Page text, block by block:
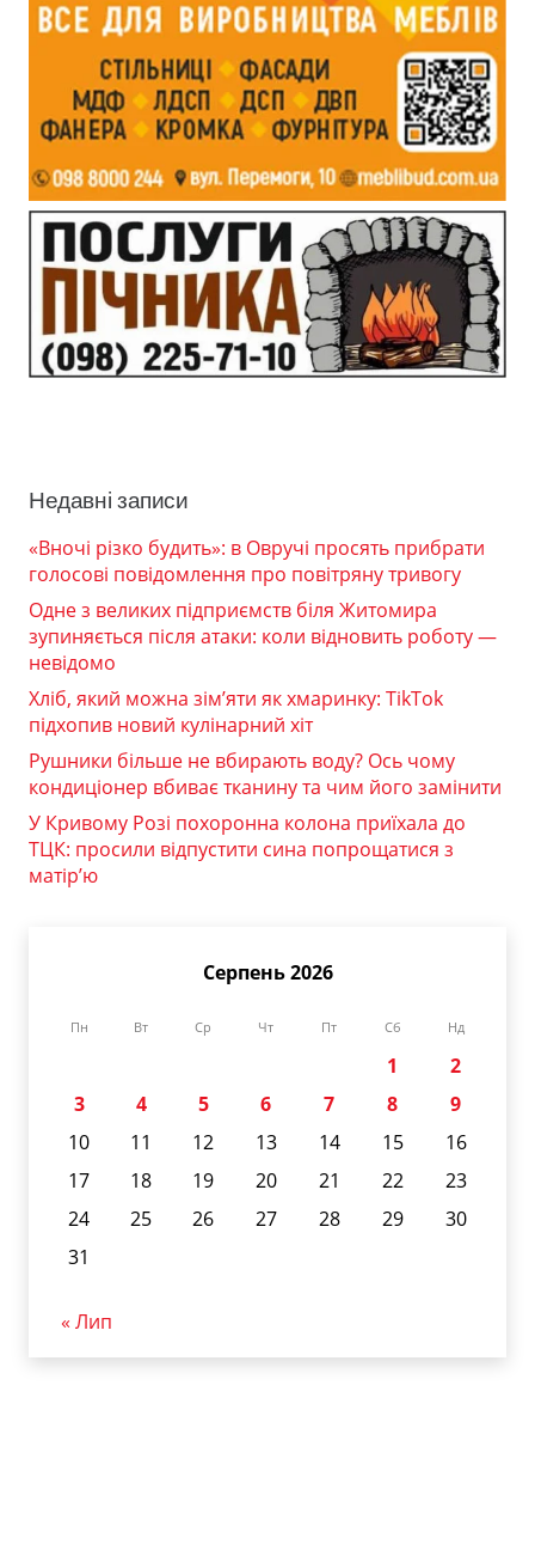
Недавні записи
«Вночі різко будить»: в Овручі просять прибрати
голосові повідомлення про повітряну тривогу
Одне з великих підприємств біля Житомира
зупиняється після атаки: коли відновить роботу —
невідомо
Хліб, який можна зім’яти як хмаринку: TikTok
підхопив новий кулінарний хіт
Рушники більше не вбирають воду? Ось чому
кондиціонер вбиває тканину та чим його замінити
У Кривому Розі похоронна колона приїхала до
ТЦК: просили відпустити сина попрощатися з
матір’ю
Серпень 2026
Пн Вт Ср Чт Пт Сб Нд
1
2
3
4 5 6 7 8
9
10
11 12 13 14 15
16
17
18 19 20 21 22
23
24
25 26 27 28 29
30
31
« Лип